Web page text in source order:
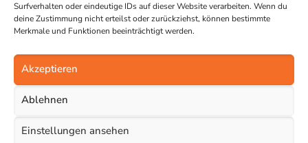
Surfverhalten oder eindeutige IDs auf dieser Website verarbeiten. Wenn du
deine Zustimmung nicht erteilst oder zurückziehst, können bestimmte
Merkmale und Funktionen beeinträchtigt werden.
Akzeptieren
Ablehnen
Einstellungen ansehen